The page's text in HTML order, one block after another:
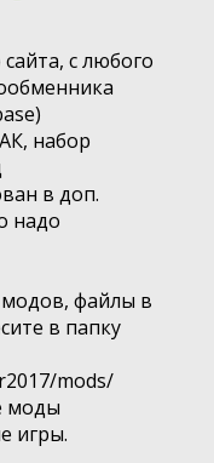
с любого
набор
в доп.
надо
файлы в
в папку
mods/
моды
игры.